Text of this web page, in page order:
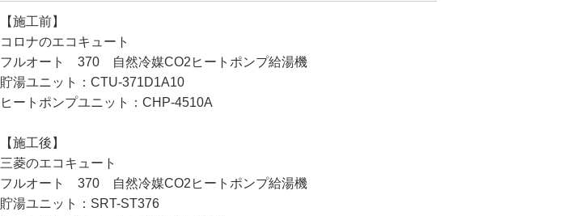
【施工前】
コロナのエコキュート
フルオート 370 自然冷媒CO2ヒートポンプ給湯機
貯湯ユニット：CTU-371D1A10
ヒートポンプユニット：CHP-4510A
【施工後】
三菱のエコキュート
フルオート 370 自然冷媒CO2ヒートポンプ給湯機
貯湯ユニット：SRT-ST376